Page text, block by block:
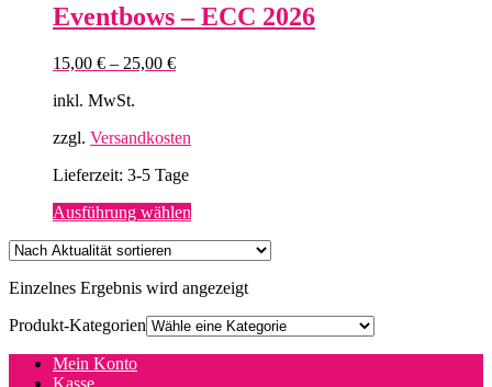
Eventbows – ECC 2026
15,00 € – 25,00 €
inkl. MwSt.
zzgl. Versandkosten
Lieferzeit: 3-5 Tage
Ausführung wählen
Varianten
Die
Einzelnes Ergebnis wird angezeigt
Produkt-Kategorien
Mein Konto
Kasse